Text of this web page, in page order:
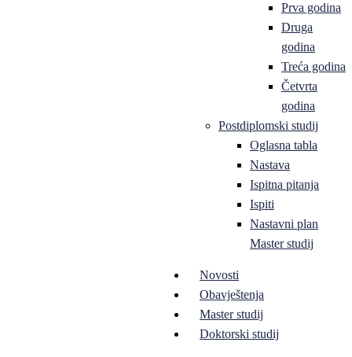
Prva godina
Druga
godina
Treća godina
Četvrta
godina
Postdiplomski studij
Oglasna tabla
Nastava
Ispitna pitanja
Ispiti
Nastavni plan
Master studij
Novosti
Obavještenja
Master studij
Doktorski studij